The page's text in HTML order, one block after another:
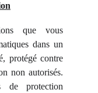
que vous
dans un
protégé contre
non autorisés.
de protection